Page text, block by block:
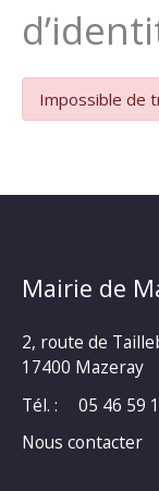
Impossible de
Mairie de
2, route de
17400 Mazeray
Tél. :
05 46 59
Nous contacter